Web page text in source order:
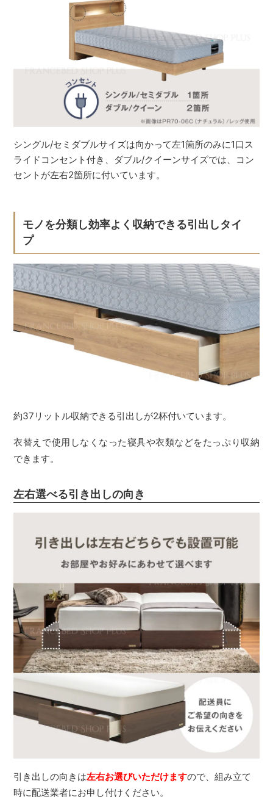
シングル/セミダブルサイズは向かって左1箇所のみに1口ス
ライドコンセント付き、ダブル/クイーンサイズでは、コン
セントが左右2箇所に付いています。
モノを分類し効率よく収納できる引出しタイ
プ
約37リットル収納できる引出しが2杯付いています。
衣替えで使用しなくなった寝具や衣類などをたっぷり収納
できます。
左右選べる引き出しの向き
引き出しの向きは左右お選びいただけますので、組み立て
時に配送業者にお申し付けください。